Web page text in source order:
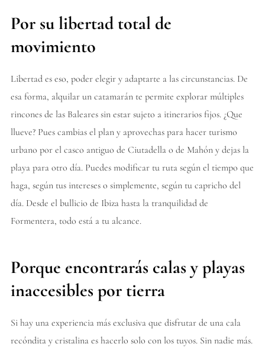
Por su libertad total de
movimiento
Libertad es eso, poder elegir y adaptarte a las circunstancias. De
esa forma, alquilar un catamarán te permite explorar múltiples
rincones de las Baleares sin estar sujeto a itinerarios fijos. ¿Que
llueve? Pues cambias el plan y aprovechas para hacer turismo
urbano por el casco antiguo de Ciutadella o de Mahón y dejas la
playa para otro día. Puedes modificar tu ruta según el tiempo que
haga, según tus intereses o simplemente, según tu capricho del
día. Desde el bullicio de Ibiza hasta la tranquilidad de
Formentera, todo está a tu alcance.
Porque encontrarás calas y playas
inaccesibles por tierra
Si hay una experiencia más exclusiva que disfrutar de una cala
recóndita y cristalina es hacerlo solo con los tuyos. Sin nadie más.